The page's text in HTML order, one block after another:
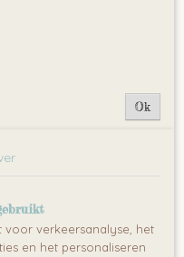
Ok
verkeersanalyse, het
en het personaliseren